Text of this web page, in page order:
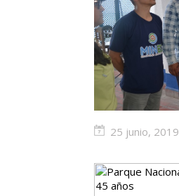
25 junio, 2019